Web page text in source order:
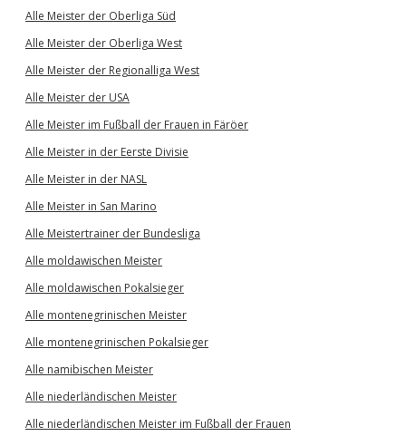
Alle Meister der Oberliga Süd
Alle Meister der Oberliga West
Alle Meister der Regionalliga West
Alle Meister der USA
Alle Meister im Fußball der Frauen in Färöer
Alle Meister in der Eerste Divisie
Alle Meister in der NASL
Alle Meister in San Marino
Alle Meistertrainer der Bundesliga
Alle moldawischen Meister
Alle moldawischen Pokalsieger
Alle montenegrinischen Meister
Alle montenegrinischen Pokalsieger
Alle namibischen Meister
Alle niederländischen Meister
Alle niederländischen Meister im Fußball der Frauen